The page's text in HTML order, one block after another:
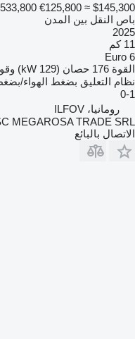
€125,800 ≈ $145,300
باص النقل بين المدن
2025
11 كم
Euro 6
القوة 176 حصان (129 kW)
نظام التعليق بضغط الهواء/
1-0
رومانيا، ILFOV
MEGAROSA TRADE SRL
الاتصال بالبائع